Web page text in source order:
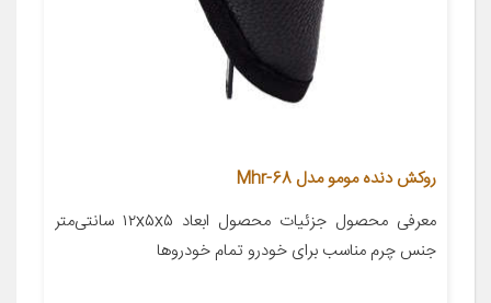
روکش دنده مومو مدل Mhr-68
معرفی محصول جزئیات محصول ابعاد ۱۲x۵x۵ سانتی‌متر
جنس چرم مناسب برای خودرو تمام خودروها